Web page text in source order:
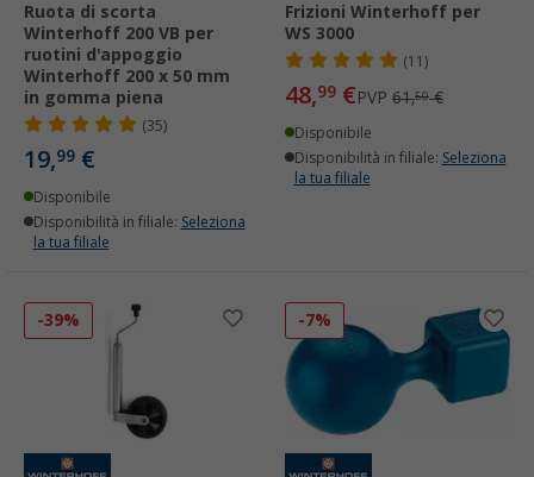
Ruota di scorta
Winterhoff 200 VB per
ruotini d'appoggio
Winterhoff 200 x 50 mm
in gomma piena
(35)
19,99 €
Disponibile
Disponibilità in filiale: Seleziona
la tua filiale
Frizioni Winterhoff per
WS 3000
(11)
48,99 €PVP 61,50€
Disponibile
Disponibilità in filiale: Seleziona
la tua filiale
-39% -7%